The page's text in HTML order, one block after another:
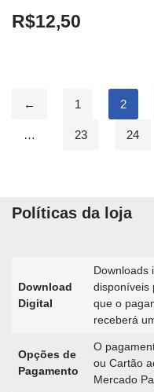
R$12,50
← 1 2
… 23 24
Políticas da loja
Download
Digital
Downloads
disponíveis
que o
receberá
Opções de
Pagamento
O
ou Cartão
Mercado